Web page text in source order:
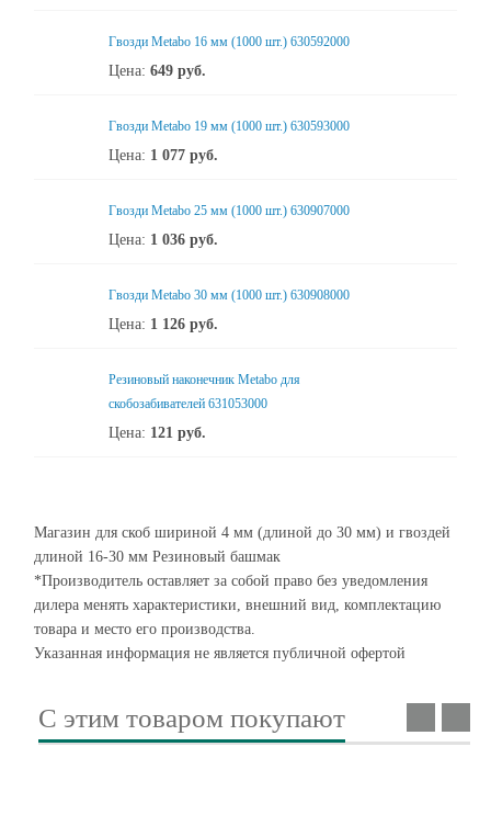
Гвозди Metabo 16 мм (1000 шт.) 630592000
Цена: 649 руб.
Гвозди Metabo 19 мм (1000 шт.) 630593000
Цена: 1 077 руб.
Гвозди Metabo 25 мм (1000 шт.) 630907000
Цена: 1 036 руб.
Гвозди Metabo 30 мм (1000 шт.) 630908000
Цена: 1 126 руб.
Резиновый наконечник Metabo для
скобозабивателей 631053000
Цена: 121 руб.
Магазин для скоб шириной 4 мм (длиной до 30 мм) и гвоздей
длиной 16-30 мм Резиновый башмак
*Производитель оставляет за собой право без уведомления
дилера менять характеристики, внешний вид, комплектацию
товара и место его производства.
Указанная информация не является публичной офертой
С этим товаром покупают